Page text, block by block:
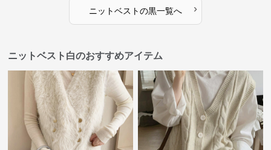
ニットベストの黒一覧へ ›
ニットベスト白のおすすめアイテム